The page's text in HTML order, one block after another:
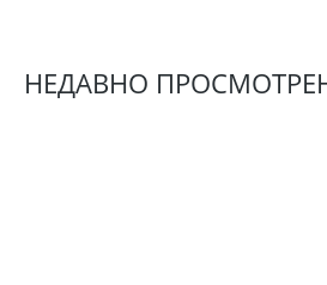
НЕДАВНО